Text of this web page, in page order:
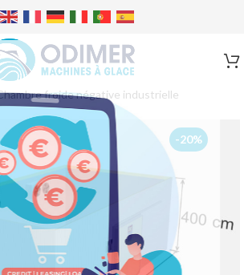
froide négative industrielle
-20%